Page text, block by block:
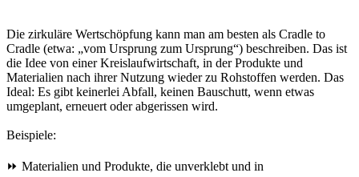
Die zirkuläre Wertschöpfung kann man am besten als Cradle to
Cradle (etwa: „vom Ursprung zum Ursprung“) beschreiben. Das ist
die Idee von einer Kreislaufwirtschaft, in der Produkte und
Materialien nach ihrer Nutzung wieder zu Rohstoffen werden. Das
Ideal: Es gibt keinerlei Abfall, keinen Bauschutt, wenn etwas
umgeplant, erneuert oder abgerissen wird.
Beispiele:
⏩ Materialien und Produkte, die unverklebt und in